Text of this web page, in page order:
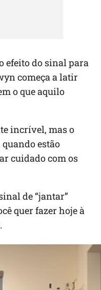
efeito do sinal para
começa a latir
o que aquilo
incrível, mas o
estão
cuidado com os
de “jantar”
quer fazer hoje à